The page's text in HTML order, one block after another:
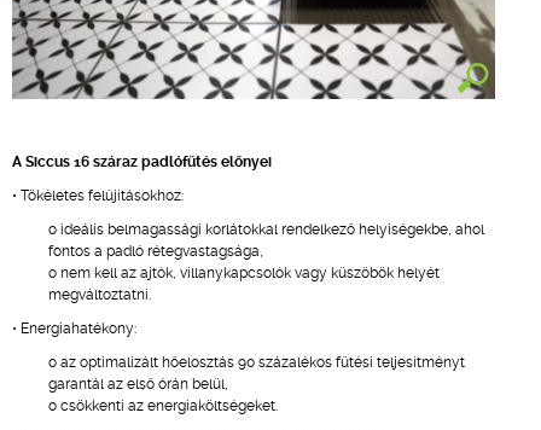
A Siccus 16 száraz padlófűtés előnyei
• Tökéletes felújításokhoz:
o ideális belmagassági korlátokkal rendelkező helyiségekbe, ahol
fontos a padló rétegvastagsága,
o nem kell az ajtók, villanykapcsolók vagy küszöbök helyét
megváltoztatni.
• Energiahatékony:
o az optimalizált hőelosztás 90 százalékos fűtési teljesítményt
garantál az első órán belül,
o csökkenti az energiaköltségeket.